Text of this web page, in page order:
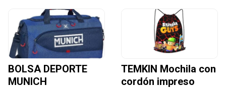
BOLSA DEPORTE
MUNICH
TEMKIN Mochila con
cordón impreso